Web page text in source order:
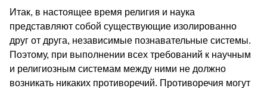
Итак, в настоящее время религия и наука
представляют собой существующие изолированно
друг от друга, независимые познавательные системы.
Поэтому, при выполнении всех требований к научным
и религиозным системам между ними не должно
возникать никаких противоречий. Противоречия могут